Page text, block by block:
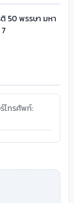
50 พรรษา มหา
โทรศัพท์: